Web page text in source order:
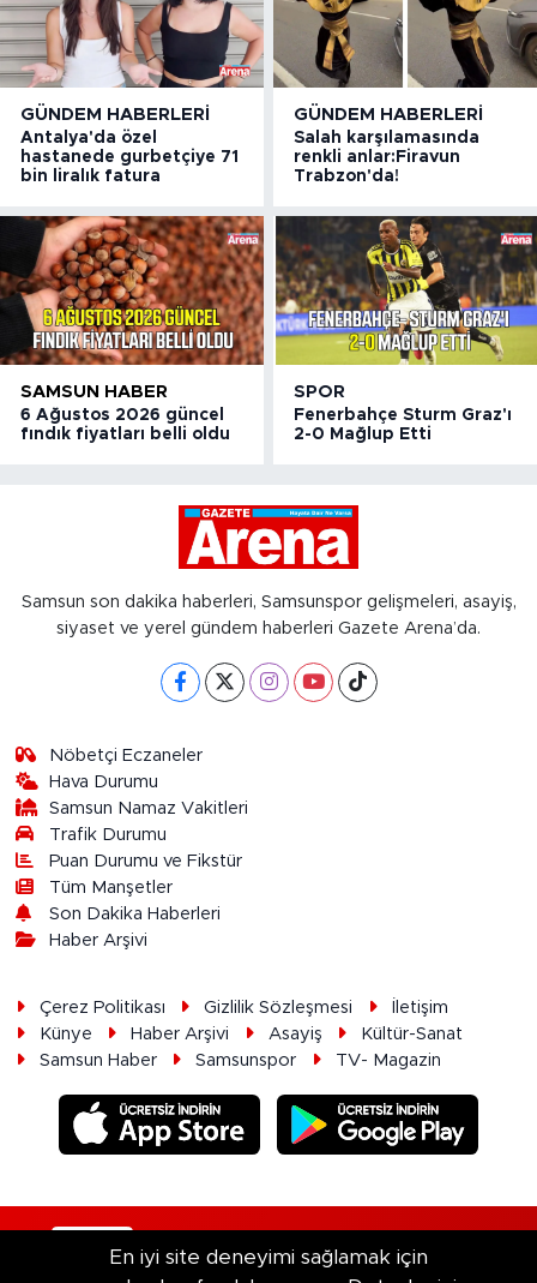
GÜNDEM HABERLERI
Antalya'da özel
hastanede gurbetçiye 71
bin liralık fatura
GÜNDEM HABERLERI
Salah karşılamasında
renkli anlar:Firavun
Trabzon'da!
SAMSUN HABER
6 Ağustos 2026 güncel
fındık fiyatları belli oldu
SPOR
Fenerbahçe Sturm Graz'ı
2-0 Mağlup Etti
Samsun son dakika haberleri, Samsunspor gelişmeleri, asayiş,
siyaset ve yerel gündem haberleri Gazete Arena’da.
Nöbetçi Eczaneler
Hava Durumu
Samsun Namaz Vakitleri
Trafik Durumu
Puan Durumu ve Fikstür
Tüm Manşetler
Son Dakika Haberleri
Haber Arşivi
Çerez Politikası Gizlilik Sözleşmesi
İletişim
Künye
Haber Arşivi Asayiş
Kültür-Sanat
Samsun Haber
Samsunspor TV- Magazin
En iyi site deneyimi sağlamak için